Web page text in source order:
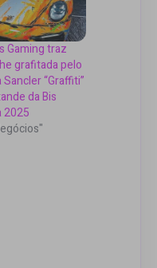
Gaming traz
grafitada pelo
“Graffiti”
da Bis
2025